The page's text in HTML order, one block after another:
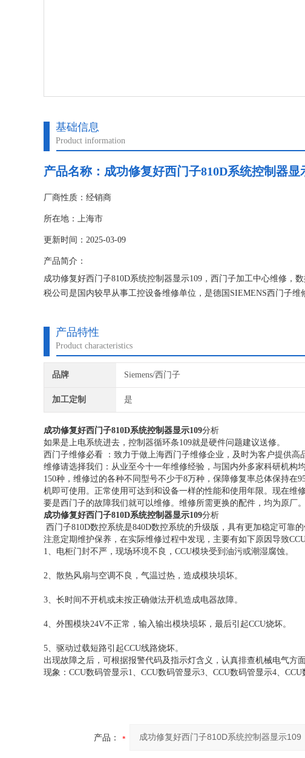
基础信息
Product information
产品名称： 成功修复好西门子810D系统控制器显
厂商性质：经销商
所在地：上海市
更新时间：2025-03-09
产品简介：
成功修复好西门子810D系统控制器显示109，西门子加工中心维修，
税公司是国内较早从事工控设备维修单位，是德国SIEMENS西门子
产品特性
Product characteristics
品牌 Siemens/西门子
加工定制 是
成功修复好西门子810D系统控制器显示109分析
如果是上电系统进去，控制器循环条109就是硬件问题建议送修。
西门子维修必看 ：致力于做上海西门子维修企业，及时为客户提供高
维修请选择我们：从业至今十一年维修经验，与国内外多家科研机
150种，维修过的各种不同型号不少于8万种，保障修复率总体保持
机即可使用。正常使用可达到和设备一样的性能和使用年限。现在维
要是西门子的故障我们就可以维修。维修所需更换的配件，均为原厂。
成功修复好西门子810D系统控制器显示109分析
西门子810D数控系统是840D数控系统的升级版，具有更加稳定可靠
注意定期维护保养，在实际维修过程中发现，主要有如下原因导致
1、电柜门封不严，现场环境不良，CCU模块受到油污或潮湿腐蚀。
2、散热风扇与空调不良，气温过热，造成模块埙坏。
3、长时间不开机或未按正确做法开机造成电器故障。
4、外围模块24V不正常，输入输出模块埙坏，最后引起CCU烧坏。
5、驱动过载短路引起CCU线路烧坏。
出现故障之后，可根据报警代码及指示灯含义，认真排查机械电气
现象：CCU数码管显示1、CCU数码管显示3、CCU数码管显示4、
产品：